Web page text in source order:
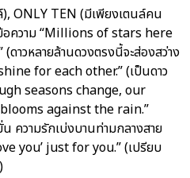
ONLY TEN (มีเพียงเตนล์คน
อความ “Millions of stars here
วหลายล้านดวงตรงนี้จะส่องสว่าง
for each other.” (เป็นดาว
seasons change, our
against the rain.”
ความรักเบ่งบานท่ามกลางสาย
you’ just for you.” (เปรียบ